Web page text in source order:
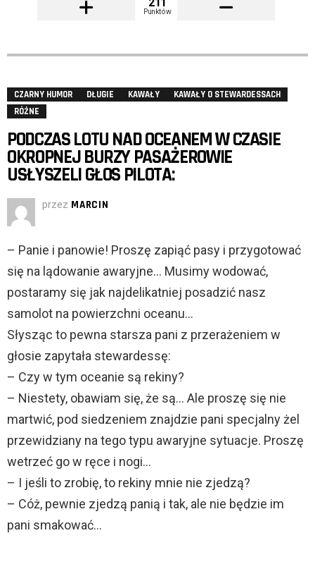
Punktów
CZARNY HUMOR DŁUGIE KAWAŁY
KAWAŁY O STEWARDESSACH
RÓŻNE
PODCZAS LOTU NAD OCEANEM W CZASIE
OKROPNEJ BURZY PASAŻEROWIE
USŁYSZELI GŁOS PILOTA:
przez MARCIN
– Panie i panowie! Proszę zapiąć pasy i przygotować
się na lądowanie awaryjne… Musimy wodować,
postaramy się jak najdelikatniej posadzić nasz
samolot na powierzchni oceanu…
Słysząc to pewna starsza pani z przerażeniem w
głosie zapytała stewardessę:
– Czy w tym oceanie są rekiny?
– Niestety, obawiam się, że są… Ale proszę się nie
martwić, pod siedzeniem znajdzie pani specjalny żel
przewidziany na tego typu awaryjne sytuacje. Proszę
wetrzeć go w ręce i nogi…
– I jeśli to zrobię, to rekiny mnie nie zjedzą?
– Cóż, pewnie zjedzą panią i tak, ale nie będzie im
pani smakować…